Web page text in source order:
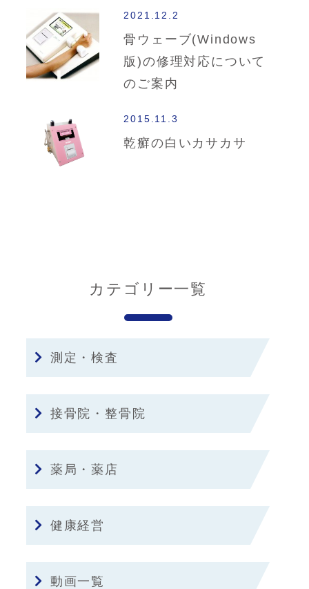
2021.12.2
骨ウェーブ(Windows
版)の修理対応について
のご案内
2015.11.3
乾癬の白いカサカサ
カテゴリー一覧
測定・検査
接骨院・整骨院
薬局・薬店
健康経営
動画一覧